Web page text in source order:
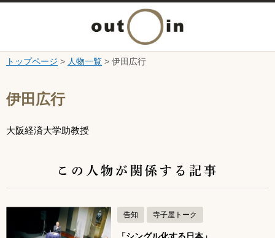
本文へ
ニ
ー
を
く
トップページ > 人物一覧 > 伊田広行
伊田広行
大阪経済大学助教授
この人物が関係する記事
告知 寺子屋トーク